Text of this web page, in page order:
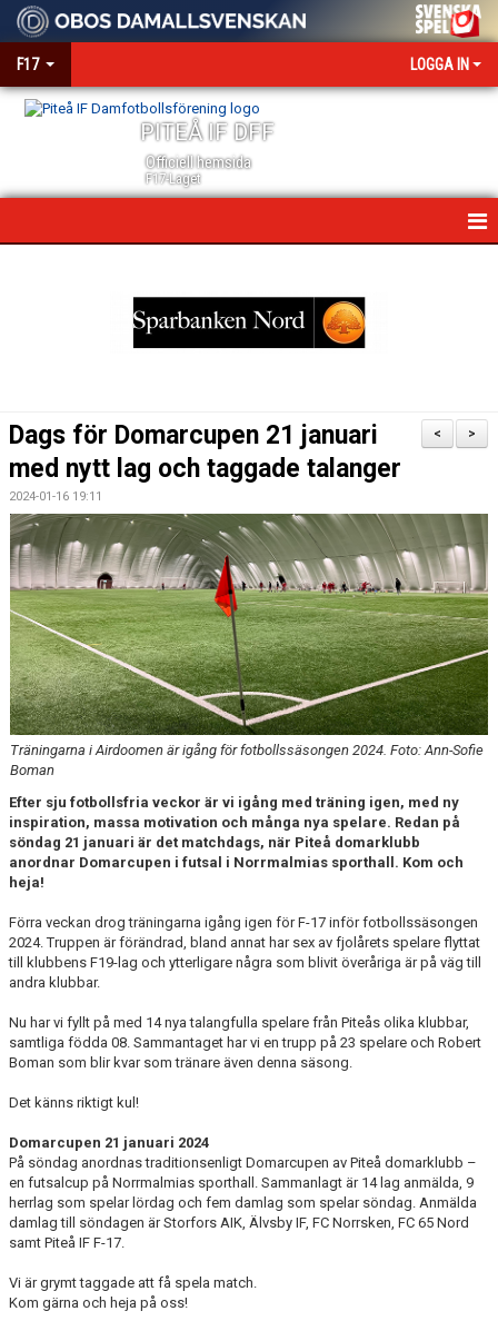
F17 LOGGA IN
PITEÅ IF DFF
Officiell hemsida
F17-Laget
TRUPPEN
BILDGALLERI
DOKUMENT
MATCHER OCH SERIETABELL
INKLUDERINGSPENG
>
<
Dags för Domarcupen 21 januari
med nytt lag och taggade talanger
2024-01-16 19:11
Träningarna i Airdoomen är igång för fotbollssäsongen 2024. Foto: Ann-Sofie
Boman
Efter sju fotbollsfria veckor är vi igång med träning igen, med ny
inspiration, massa motivation och många nya spelare. Redan på
söndag 21 januari är det matchdags, när Piteå domarklubb
anordnar Domarcupen i futsal i Norrmalmias sporthall. Kom och
heja!
Förra veckan drog träningarna igång igen för F-17 inför fotbollssäsongen
2024. Truppen är förändrad, bland annat har sex av fjolårets spelare flyttat
till klubbens F19-lag och ytterligare några som blivit överåriga är på väg till
andra klubbar.
Nu har vi fyllt på med 14 nya talangfulla spelare från Piteås olika klubbar,
samtliga födda 08. Sammantaget har vi en trupp på 23 spelare och Robert
Boman som blir kvar som tränare även denna säsong.
Det känns riktigt kul!
Domarcupen 21 januari 2024
På söndag anordnas traditionsenligt Domarcupen av Piteå domarklubb –
en futsalcup på Norrmalmias sporthall. Sammanlagt är 14 lag anmälda, 9
herrlag som spelar lördag och fem damlag som spelar söndag. Anmälda
damlag till söndagen är Storfors AIK, Älvsby IF, FC Norrsken, FC 65 Nord
samt Piteå IF F-17.
Vi är grymt taggade att få spela match.
Kom gärna och heja på oss!